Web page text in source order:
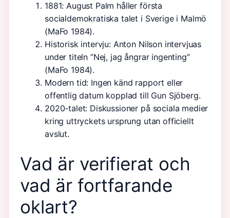
1881: August Palm håller första
socialdemokratiska talet i Sverige i Malmö
(MaFo 1984).
Historisk intervju: Anton Nilson intervjuas
under titeln ”Nej, jag ångrar ingenting”
(MaFo 1984).
Modern tid: Ingen känd rapport eller
offentlig datum kopplad till Gun Sjöberg.
2020-talet: Diskussioner på sociala medier
kring uttryckets ursprung utan officiellt
avslut.
Vad är verifierat och
vad är fortfarande
oklart?